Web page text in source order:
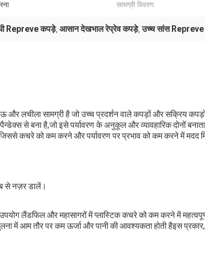
सामग्री विवरण:
Repreve कपड़े, आसान देखभाल रेप्रेव कपड़े,उच्च सांस
और लचीला सामग्री है जो उच्च प्रदर्शन वाले कपड़ों और सक्रिय
से बना है,जो इसे पर्यावरण के अनुकूल और व्यावहारिक दोनों बनाता
जिससे कचरे को कम करने और पर्यावरण पर प्रभाव को कम करने में मदद
से नज़र डालें।
लैंडफिल और महासागरों में प्लास्टिक कचरे को कम करने में महत्वपूर्ण
में आम तौर पर कम ऊर्जा और पानी की आवश्यकता होती हैइस